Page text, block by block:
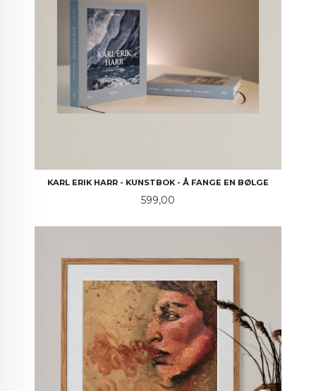
KARL ERIK HARR - KUNSTBOK - Å FANGE EN BØLGE
Pris
599,00